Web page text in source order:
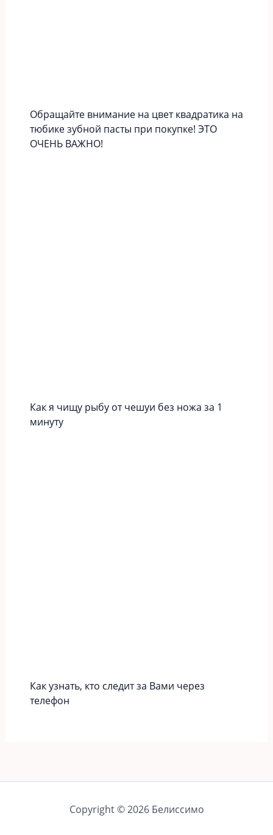
Обращайте внимание на цвет квадратика на
тюбике зубной пасты при покупке! ЭТО
ОЧЕНЬ ВАЖНО!
Как я чищу рыбу от чешуи без ножа за 1
минуту
Как узнать, кто следит за Вами через
телефон
Copyright © 2026 Белиссимо